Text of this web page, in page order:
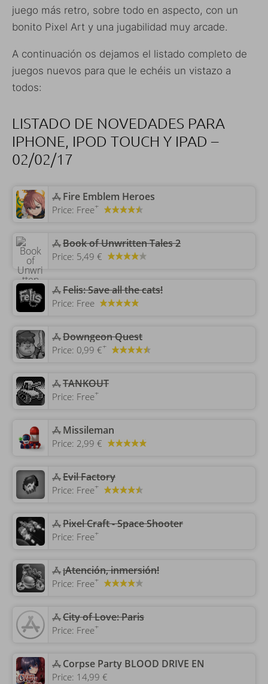
juego más retro, sobre todo en aspecto, con un
bonito Pixel Art y una jugabilidad muy arcade.
A continuación os dejamos el listado completo de
juegos nuevos para que le echéis un vistazo a
todos:
LISTADO DE NOVEDADES PARA
IPHONE, IPOD TOUCH Y IPAD –
02/02/17
‎Fire Emblem Heroes
Price: Free+
‎Book of Unwritten Tales 2
Price: 5,49 €
Felis: Save all the cats!
Price: Free
‎Downgeon Quest
Price: 0,99 €+
TANKOUT
Price: Free+
‎Missileman
Price: 2,99 €
Evil Factory
Price: Free+
‎Pixel Craft - Space Shooter
Price: Free+
¡Atención, inmersión!
Price: Free+
‎City of Love: Paris
Price: Free+
‎Corpse Party BLOOD DRIVE EN
Price: 14,99 €